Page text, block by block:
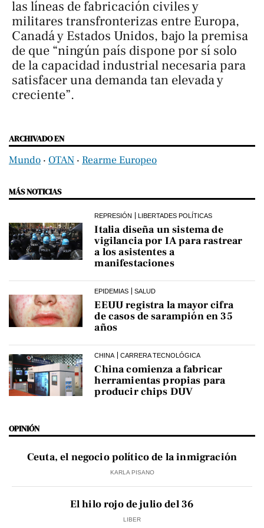
las líneas de fabricación civiles y
militares transfronterizas entre Europa,
Canadá y Estados Unidos, bajo la premisa
de que “ningún país dispone por sí solo
de la capacidad industrial necesaria para
satisfacer una demanda tan elevada y
creciente”.
ARCHIVADO EN
Mundo ‧ OTAN ‧ Rearme Europeo
MÁS NOTICIAS
REPRESIÓN LIBERTADES POLÍTICAS
Italia diseña un sistema de
vigilancia por IA para rastrear
a los asistentes a
manifestaciones
EPIDEMIAS SALUD
EEUU registra la mayor cifra
de casos de sarampión en 35
años
CHINA CARRERA TECNOLÓGICA
China comienza a fabricar
herramientas propias para
producir chips DUV
OPINIÓN
Ceuta, el negocio político de la inmigración
KARLA PISANO
El hilo rojo de julio del 36
LIBER